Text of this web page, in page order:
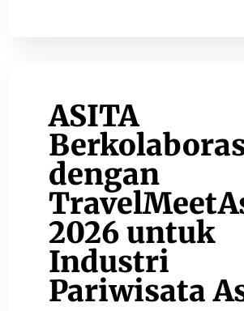
ASITA
dengan
2026 untuk
Industri
Pariwisata